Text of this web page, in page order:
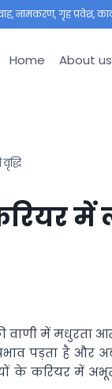
नामकरण, गृह प्रवेश,
Home About us
में
वाणी में मधुरता
पड़ता है और
के करियर में